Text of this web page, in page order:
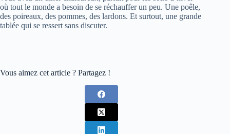
où tout le monde a besoin de se réchauffer un peu. Une poêle,
des poireaux, des pommes, des lardons. Et surtout, une grande
tablée qui se ressert sans discuter.
Vous aimez cet article ? Partagez !